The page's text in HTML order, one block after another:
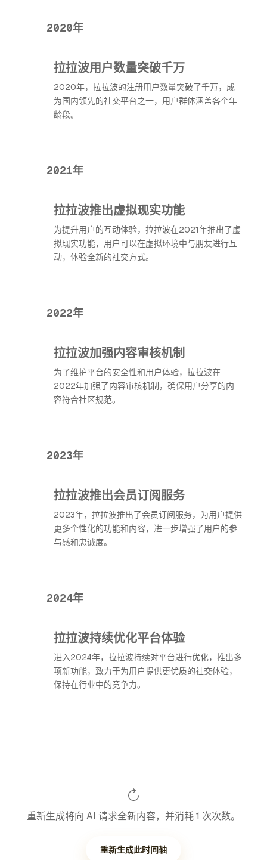
2020年
拉拉波用户数量突破千万
2020年，拉拉波的注册用户数量突破了千万，成
为国内领先的社交平台之一，用户群体涵盖各个年
龄段。
2021年
拉拉波推出虚拟现实功能
为提升用户的互动体验，拉拉波在2021年推出了虚
拟现实功能，用户可以在虚拟环境中与朋友进行互
动，体验全新的社交方式。
2022年
拉拉波加强内容审核机制
为了维护平台的安全性和用户体验，拉拉波在
2022年加强了内容审核机制，确保用户分享的内
容符合社区规范。
2023年
拉拉波推出会员订阅服务
2023年，拉拉波推出了会员订阅服务，为用户提供
更多个性化的功能和内容，进一步增强了用户的参
与感和忠诚度。
2024年
拉拉波持续优化平台体验
进入2024年，拉拉波持续对平台进行优化，推出多
项新功能，致力于为用户提供更优质的社交体验，
保持在行业中的竞争力。
重新生成将向 AI 请求全新内容，并消耗 1 次次数。
重新生成此时间轴